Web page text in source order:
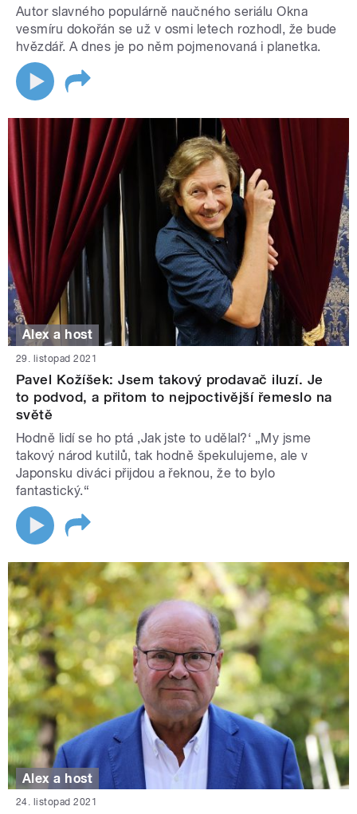
Autor slavného populárně naučného seriálu Okna
vesmíru dokořán se už v osmi letech rozhodl, že bude
hvězdář. A dnes je po něm pojmenovaná i planetka.
Alex a host
29. listopad 2021
Pavel Kožíšek: Jsem takový prodavač iluzí. Je
to podvod, a přitom to nejpoctivější řemeslo na
světě
Hodně lidí se ho ptá ‚Jak jste to udělal?‘ „My jsme
takový národ kutilů, tak hodně špekulujeme, ale v
Japonsku diváci přijdou a řeknou, že to bylo
fantastický.“
Alex a host
24. listopad 2021